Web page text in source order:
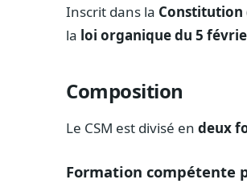
Inscrit dans la Constitution
la loi organique du 5
Composition
Le CSM est divisé en deux
Formation compétente